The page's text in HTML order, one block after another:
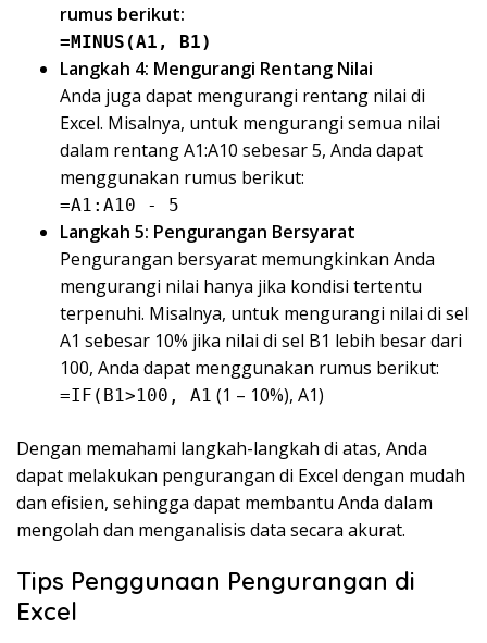
rumus berikut:
=MINUS(A1, B1)
Langkah 4: Mengurangi Rentang Nilai
Anda juga dapat mengurangi rentang nilai di
Excel. Misalnya, untuk mengurangi semua nilai
dalam rentang A1:A10 sebesar 5, Anda dapat
menggunakan rumus berikut:
=A1:A10 - 5
Langkah 5: Pengurangan Bersyarat
Pengurangan bersyarat memungkinkan Anda
mengurangi nilai hanya jika kondisi tertentu
terpenuhi. Misalnya, untuk mengurangi nilai di sel
A1 sebesar 10% jika nilai di sel B1 lebih besar dari
100, Anda dapat menggunakan rumus berikut:
=IF(B1>100, A1 (1 – 10%), A1)
Dengan memahami langkah-langkah di atas, Anda
dapat melakukan pengurangan di Excel dengan mudah
dan efisien, sehingga dapat membantu Anda dalam
mengolah dan menganalisis data secara akurat.
Tips Penggunaan Pengurangan di
Excel